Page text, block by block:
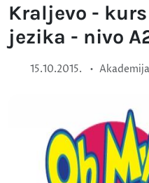
Kraljevo -
jezika - nivo
15.10.2015. •